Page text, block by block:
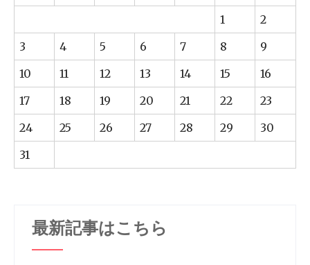
1
2
3
4 5 6 7 8
9
10
11 12 13 14 15
16
17
18 19 20 21 22
23
24
25 26 27 28 29
30
31
最新記事はこちら